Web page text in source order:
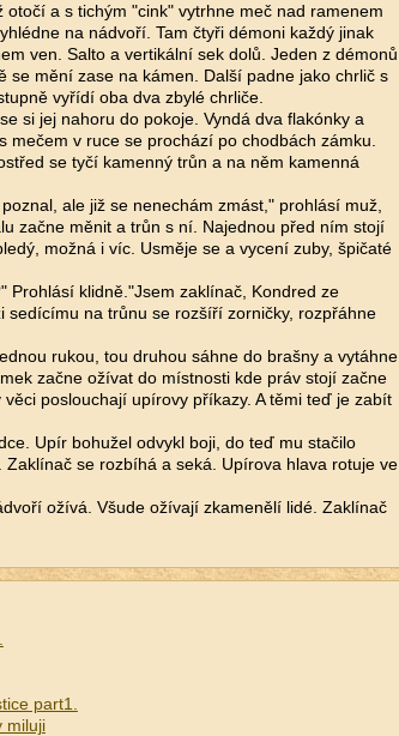
a s tichým "cink" vytrhne meč nad ramenem
na nádvoří. Tam čtyři démoni každý jinak
ven. Salto a vertikální sek dolů. Jeden z démonů
se mění zase na kámen. Další padne jako chrlič s
vyřídí oba dva zbylé chrliče.
si jej nahoru do pokoje. Vyndá dva flakónky a
mečem v ruce se prochází po chodbách zámku.
se tyčí kamenný trůn a na něm kamenná
ale již se nenechám zmást," prohlásí muž,
začne měnit a trůn s ní. Najednou před ním stojí
možná i víc. Usměje se a vycení zuby, špičaté
Prohlásí klidně."Jsem zaklínač, Kondred ze
sedícímu na trůnu se rozšíří zorničky, rozpřáhne
rukou, tou druhou sáhne do brašny a vytáhne
začne ožívat do místnosti kde práv stojí začne
poslouchají upírovy příkazy. A těmi teď je zabít
Upír bohužel odvykl boji, do teď mu stačilo
se rozbíhá a seká. Upírova hlava rotuje ve
ožívá. Všude ožívají zkamenělí lidé. Zaklínač
part1.
miluji